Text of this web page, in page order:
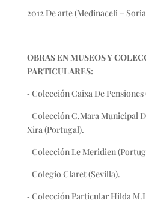
2012 De arte (Medinaceli –
OBRAS EN MUSEOS Y
PARTICULARES:
‐ Colección Caixa De
‐ Colección C.Mara Municipal
Xira (Portugal).
‐ Colección Le Meridien
‐ Colegio Claret (Sevilla).
‐ Colección Particular Hilda